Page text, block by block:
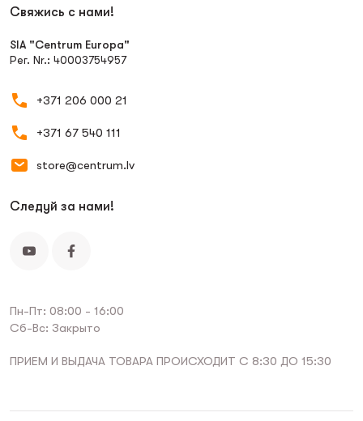
Свяжись с нами!
SIA "Centrum Europa"
Рег. Nr.: 40003754957
+371 206 000 21
+371 67 540 111
store@centrum.lv
Следуй за нами!
Пн-Пт: 08:00 - 16:00
Сб-Вс: Закрыто
ПРИЕМ И ВЫДАЧА ТОВАРА ПРОИСХОДИТ С 8:30 ДО 15:30